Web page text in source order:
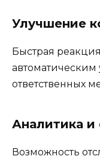
Улучшение
Быстрая
ответственных
Аналитика и
Возможность